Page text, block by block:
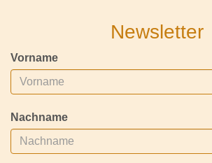
Newsletter
Vorname
Nachname